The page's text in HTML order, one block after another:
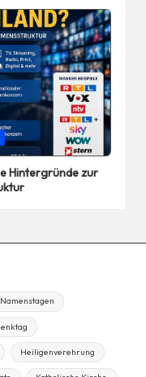
Hintergründe zur
Heiligenverehrung